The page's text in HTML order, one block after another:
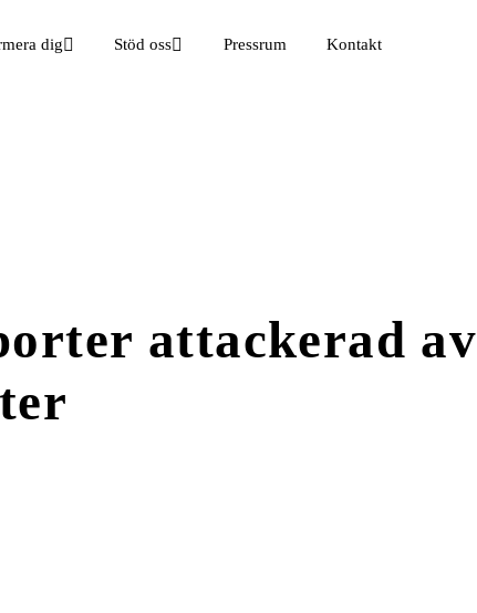
dig Stöd oss Pressrum Kontakt
attackerad av